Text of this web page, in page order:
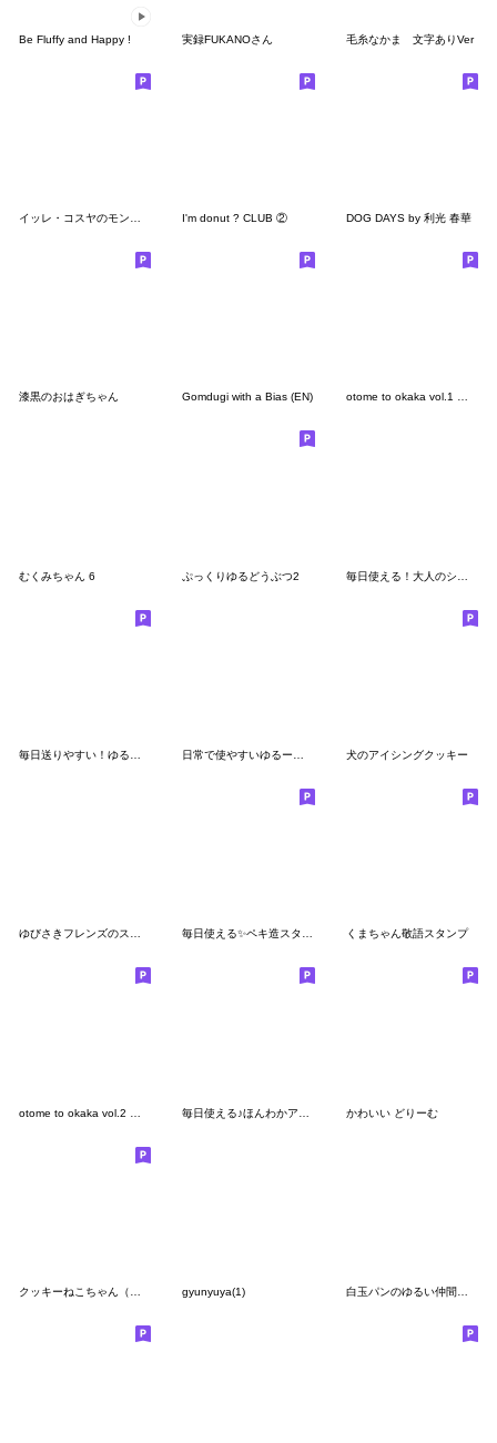
Be Fluffy and Happy ! 実録FUKANOさん 毛糸なかま 文字ありVer
I'm donut ? CLUB ② DOG DAYS by 利光 春華
漆黒のおはぎちゃん Gomdugi with a Bias (EN) otome to okaka vol.1 メッセージ入り
むくみちゃん 6 ぷっくりゆるどうぶつ2
犬のアイシングクッキー
ゆびさきフレンズのスタンプ１１(オタク) 毎日使える✨ペキ造スタンプ くまちゃん敬語スタンプ
かわいい どりーむ
gyunyuya(1)